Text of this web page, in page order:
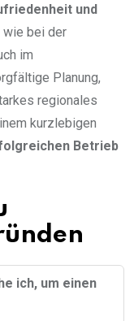
und
wie bei der
im
Planung,
regionales
kurzlebigen
Betrieb
ich, um einen